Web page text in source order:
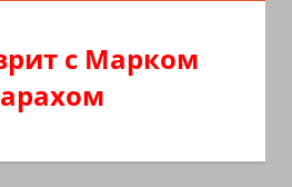
с Марком